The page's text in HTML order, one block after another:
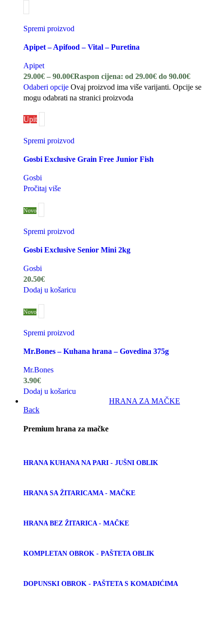
Spremi proizvod
Apipet – Apifood – Vital – Puretina
Apipet
29.00€ – 90.00€Raspon cijena: od 29.00€ do 90.00€
Odaberi opcije Ovaj proizvod ima više varijanti. Opcije se
mogu odabrati na stranici proizvoda
Upit
Spremi proizvod
Gosbi Exclusive Grain Free Junior Fish
Gosbi
Pročitaj više
Novo
Spremi proizvod
Gosbi Exclusive Senior Mini 2kg
Gosbi
20.50€
Dodaj u košaricu
Novo
Spremi proizvod
Mr.Bones – Kuhana hrana – Govedina 375g
Mr.Bones
3.90€
Dodaj u košaricu
HRANA ZA MAČKE
Back
Premium hrana za mačke
HRANA KUHANA NA PARI - JUŠNI OBLIK
HRANA SA ŽITARICAMA - MAČKE
HRANA BEZ ŽITARICA - MAČKE
KOMPLETAN OBROK - PAŠTETA OBLIK
DOPUNSKI OBROK - PAŠTETA S KOMADIĆIMA